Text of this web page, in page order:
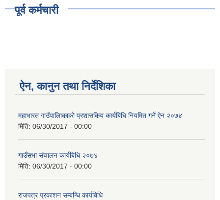
पूर्व कर्मचारी
ऐन, कानुन तथा निर्देशिका
महाभारत गाउँपालिाकाको प्रशासकिय कार्यबिधि नियमित गर्ने ऐन २०७४
मिति: 06/30/2017 - 00:00
गाउँसभा संचालन कार्यबिधि २०७४
मिति: 06/30/2017 - 00:00
राजपत्र प्रकाशन सम्बन्धि कार्यबिधि